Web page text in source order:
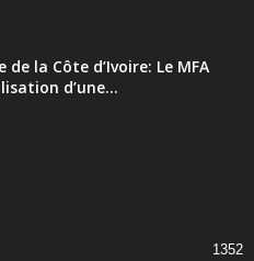
de la Côte d’Ivoire: Le MFA
d’une...
1352